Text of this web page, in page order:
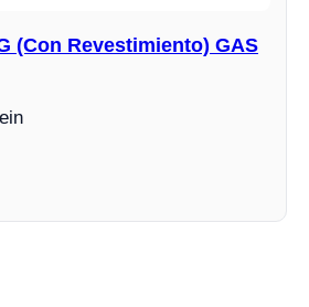
(Con Revestimiento) GAS